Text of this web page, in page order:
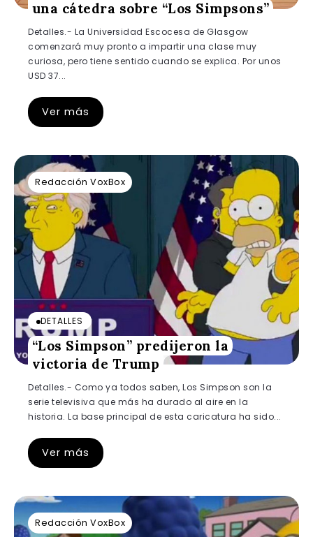
una cátedra sobre “Los Simpsons”
Detalles.- La Universidad Escocesa de Glasgow
comenzará muy pronto a impartir una clase muy
curiosa, pero tiene sentido cuando se explica. Por unos
USD 37...
Ver más
Redacción VoxBox
DETALLES
“Los Simpson” predijeron la
victoria de Trump
Detalles.- Como ya todos saben, Los Simpson son la
serie televisiva que más ha durado al aire en la
historia. La base principal de esta caricatura ha sido...
Ver más
Redacción VoxBox